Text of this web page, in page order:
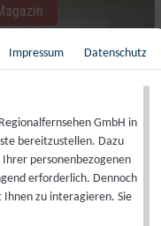
RADSPORTS BEI
RING“
2026 // 282
Impressum Datenschutz
GmbH in
bereitzustellen. Dazu
personenbezogenen
erforderlich. Dennoch
Ihnen zu interagieren. Sie